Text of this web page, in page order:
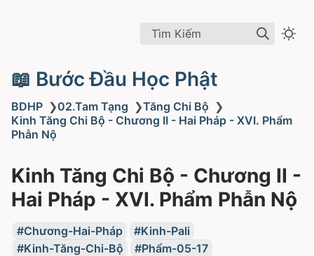
Tìm Kiếm
📖 Bước Đầu Học Phật
BDHP ❯02.Tam Tạng ❯Tăng Chi Bộ ❯
Kinh Tăng Chi Bộ - Chương II - Hai Pháp - XVI. Phẩm
Phẫn Nộ
Kinh Tăng Chi Bộ - Chương II -
Hai Pháp - XVI. Phẩm Phẫn Nộ
Chương-Hai-Pháp
Kinh-Pali
Kinh-Tăng-Chi-Bộ
Phẩm-05-17